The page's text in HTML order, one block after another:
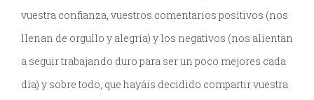
vuestra confianza, vuestros comentarios positivos (nos
llenan de orgullo y alegría) y los negativos (nos alientan
a seguir trabajando duro para ser un poco mejores cada
día) y sobre todo, que hayáis decidido compartir vuestra